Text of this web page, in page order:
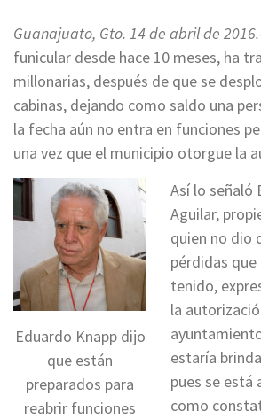
Guanajuato, Gto. 14 de abril de 2016.
funicular desde hace 10 meses, ha
millonarias, después de que se
cabinas, dejando como saldo una
la fecha aún no entra en funciones
una vez que el municipio otorgue la
Eduardo Knapp dijo
que están
preparados para
reabrir funciones
Así lo señaló
Aguilar,
quien no dio
pérdidas que
tenido,
la
estaría
pues se está
como